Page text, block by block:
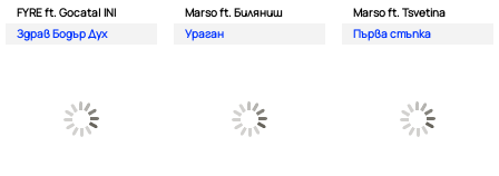
FYRE ft. Gocata| INI
Здрав Бодър Дух
Marso ft. Биляниш
Ураган
Marso ft. Tsvetina
Първа стъпка